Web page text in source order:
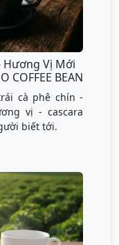
Hương Vị Mới
COFFEE BEAN
cà phê chín -
vị - cascara
biết tới.